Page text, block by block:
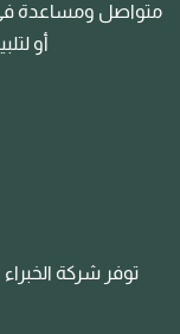
متواصل ومساعدة في
أو
توفر شركة